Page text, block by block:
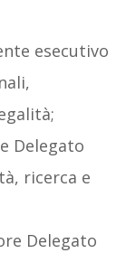
esecutivo
Delegato
ricerca e
Delegato